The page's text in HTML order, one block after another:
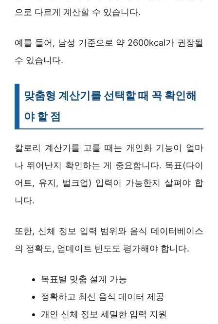
으로 다르게 계산할 수 있습니다.
예를 들어, 남성 기준으로 약 2600kcal가 권장될
수 있습니다.
맞춤형 계산기를 선택할 때 꼭 확인해
야 할 점
칼로리 계산기를 고를 때는 개인화 기능이 얼마
나 뛰어난지 확인하는 게 중요합니다. 목표(다이
어트, 유지, 벌크업) 입력이 가능한지 살펴야 합
니다.
또한, 신체 정보 입력 범위와 음식 데이터베이스
의 정확도, 업데이트 빈도도 평가해야 합니다.
목표별 맞춤 설계 가능
정확하고 최신 음식 데이터 제공
개인 신체 정보 세밀한 입력 지원